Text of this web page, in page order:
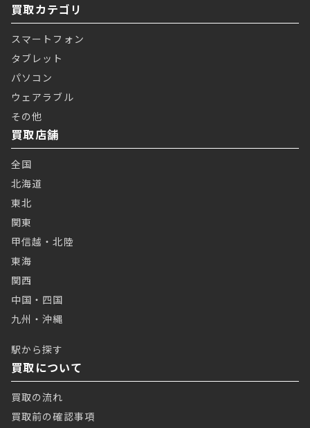
買取カテゴリ
スマートフォン
タブレット
パソコン
ウェアラブル
その他
買取店舗
全国
北海道
東北
関東
甲信越・北陸
東海
関西
中国・四国
九州・沖縄
駅から探す
買取について
買取の流れ
買取前の確認事項